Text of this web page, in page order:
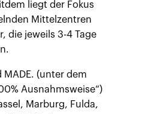
liegt der Fokus
Mittelzentren
die jeweils 3-4 Tage
MADE. (unter dem
Ausnahmsweise“)
Marburg, Fulda,